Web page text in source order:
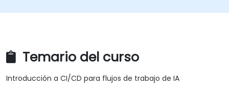
Temario del curso
Introducción a CI/CD para flujos de trabajo de IA